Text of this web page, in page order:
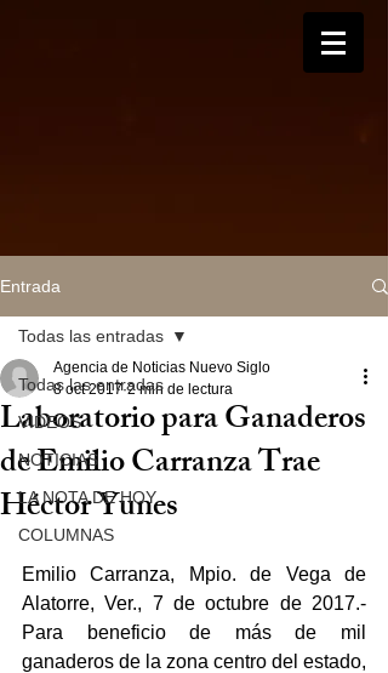
Entrada
Todas las entradas
VIDEOS
NOTICIAS
LA NOTA DE HOY
COLUMNAS
Todas las entradas
Laboratorio para Ganaderos
de Emilio Carranza Trae
Héctor Yunes
Agencia de Noticias Nuevo Siglo
8 oct 2017 2 min de lectura
Emilio Carranza, Mpio. de Vega de
Alatorre, Ver., 7 de octubre de 2017.-
Para beneficio de más de mil
ganaderos de la zona centro del estado,